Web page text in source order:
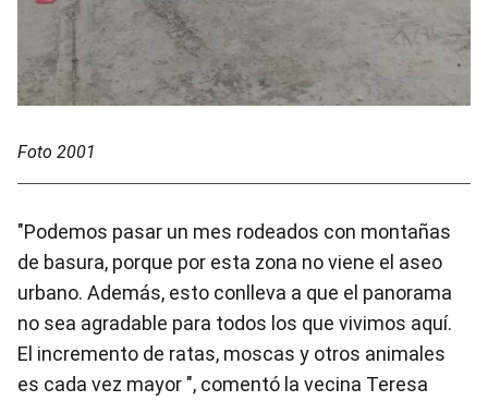
Foto 2001
"Podemos pasar un mes rodeados con montañas
de basura, porque por esta zona no viene el aseo
urbano. Además, esto conlleva a que el panorama
no sea agradable para todos los que vivimos aquí.
El incremento de ratas, moscas y otros animales
es cada vez mayor ", comentó la vecina Teresa